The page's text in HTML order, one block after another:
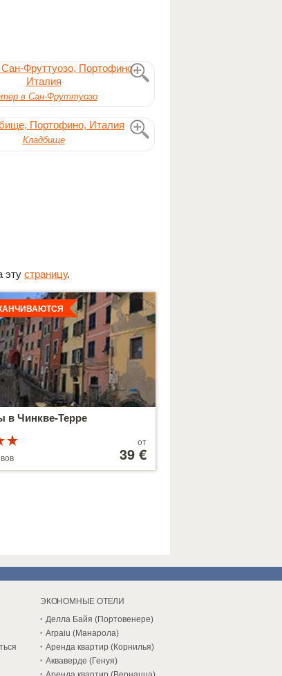
в Сан-Фруттуозо
Кладбище
эту страницу.
в Чинкве-Терре
от
39 €
ЭКОНОМНЫЕ ОТЕЛИ
Делла Байя (Портовенере)
Arpaiu (Манарола)
Аренда квартир (Корнилья)
Акваверде (Генуя)